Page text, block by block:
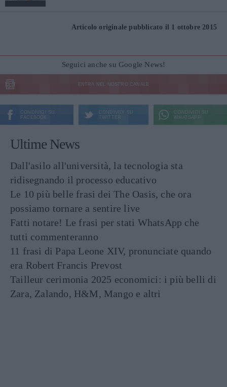
Articolo originale pubblicato il 1 ottobre 2015
Seguici anche su Google News!
ENTRA NEL NOSTRO CANALE
CONDIVIDI SU
FACEBOOK
CONDIVIDI SU
TWITTER
CONDIVIDI SU
WHATSAPP
Ultime News
Dall'asilo all'università, la tecnologia sta
ridisegnando il processo educativo
Le 10 più belle frasi dei The Oasis, che ora
possiamo tornare a sentire live
Fatti notare! Le frasi per stati WhatsApp che
tutti commenteranno
11 frasi di Papa Leone XIV, pronunciate quando
era Robert Francis Prevost
Tailleur cerimonia 2025 economici: i più belli di
Zara, Zalando, H&M, Mango e altri